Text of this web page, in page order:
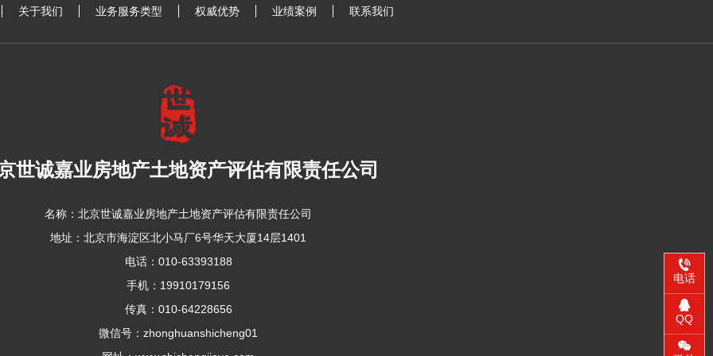
电话
QQ
关于我们 业务服务类型 权威优势 业绩案例 联系我们
世诚嘉业房地产土地资产评估有限责任公司
名称：北京世诚嘉业房地产土地资产评估有限责任公司
地址：北京市海淀区北小马厂6号华天大厦14层1401
电话：010-63393188
手机： 19910179156
传真：010-64228656
微信号：zhonghuanshicheng01